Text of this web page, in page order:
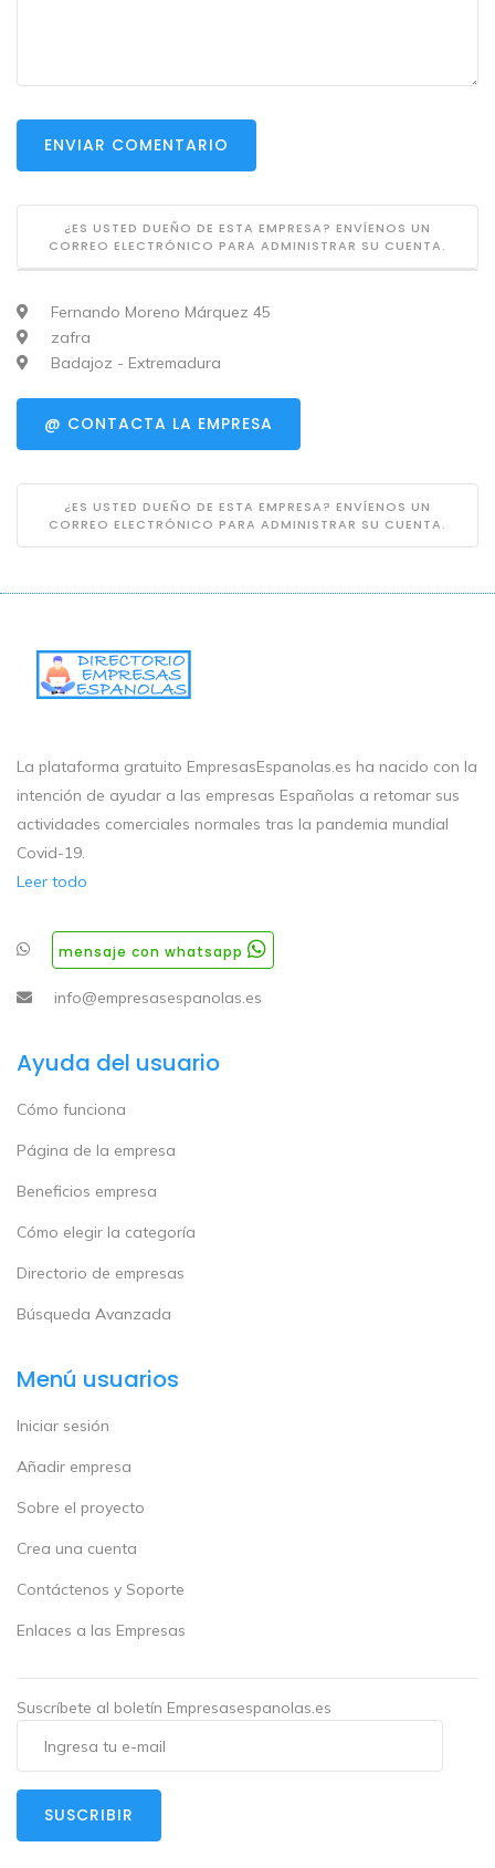
ENVIAR COMENTARIO
¿ES USTED DUEÑO DE ESTA EMPRESA? ENVÍENOS UN
CORREO ELECTRÓNICO PARA ADMINISTRAR SU CUENTA.
Fernando Moreno Márquez 45
zafra
Badajoz - Extremadura
@ CONTACTA LA EMPRESA
¿ES USTED DUEÑO DE ESTA EMPRESA? ENVÍENOS UN
CORREO ELECTRÓNICO PARA ADMINISTRAR SU CUENTA.
La plataforma gratuito EmpresasEspanolas.es ha nacido con la
intención de ayudar a las empresas Españolas a retomar sus
actividades comerciales normales tras la pandemia mundial
Covid-19.
Leer todo
mensaje con whatsapp
info@empresasespanolas.es
Ayuda del usuario
Cómo funciona
Página de la empresa
Beneficios empresa
Cómo elegir la categoría
Directorio de empresas
Búsqueda Avanzada
Menú usuarios
Iniciar sesión
Añadir empresa
Sobre el proyecto
Crea una cuenta
Contáctenos y Soporte
Enlaces a las Empresas
Suscríbete al boletín Empresasespanolas.es
SUSCRIBIR